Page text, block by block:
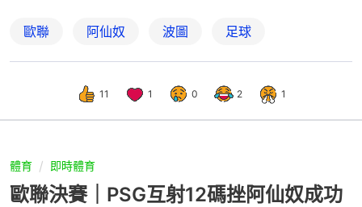
歐聯 阿仙奴 波圖 足球
11 1 0 2 1
體育 即時體育
歐聯決賽｜PSG互射12碼挫阿仙奴成功